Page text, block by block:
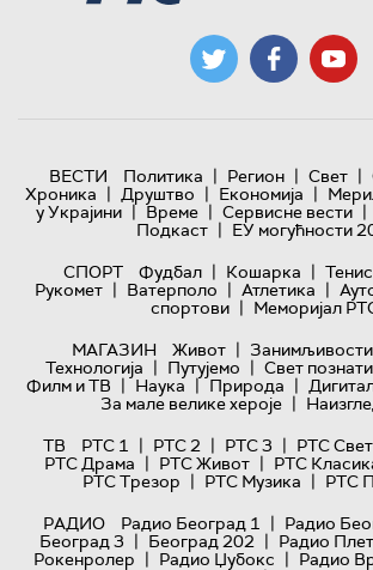
ВЕСТИ Политика | Регион | Свет |
Хроника | Друштво | Економија |
у Украјини | Време | Сервисне вести |
Подкаст | ЕУ могућности
СПОРТ
Фудбал | Кошарка | Тенис
Рукомет | Ватерполо | Атлетика |
спортови | Меморијал
МАГАЗИН
Живот | Занимљивости
Технологијa | Путујемо | Свет
Филм и ТВ | Наука | Природа |
За мале велике хероје |
ТВ
РТС 1 | РТС 2 | РТС 3 | РТС Свет
РТС Драма | РТС Живот | РТС
РТС Трезор | РТС Музика | РТС
РАДИО
Радио Београд 1 | Радио
Београд 3 | Београд 202 | Радио
Рокенролер | Радио Џубокс | Радио